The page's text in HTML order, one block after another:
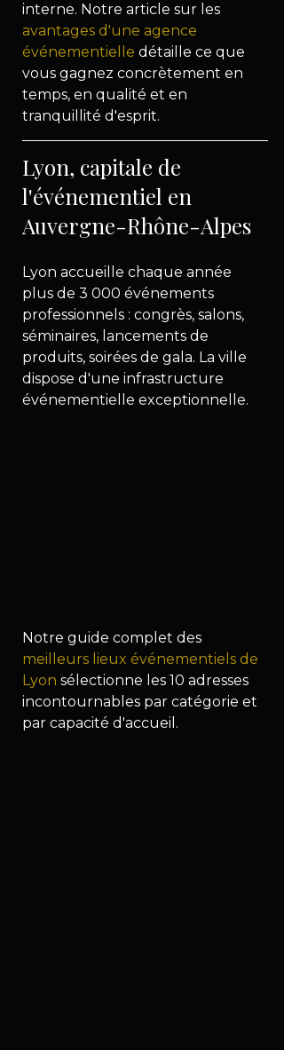
interne. Notre article sur les
avantages d'une agence
événementielle détaille ce que
vous gagnez concrètement en
temps, en qualité et en
tranquillité d'esprit.
Lyon, capitale de
l'événementiel en
Auvergne-Rhône-Alpes
Lyon accueille chaque année
plus de 3 000 événements
professionnels : congrès, salons,
séminaires, lancements de
produits, soirées de gala. La ville
dispose d'une infrastructure
événementielle exceptionnelle.
Notre guide complet des
meilleurs lieux événementiels de
Lyon sélectionne les 10 adresses
incontournables par catégorie et
par capacité d'accueil.